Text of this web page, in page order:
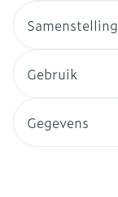
Samenstelling
Gebruik
Gegevens